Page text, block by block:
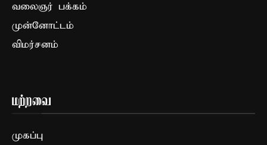
வலைஞர் பக்கம்
முன்னோட்டம்
விமர்சனம்
மற்றவை
முகப்பு